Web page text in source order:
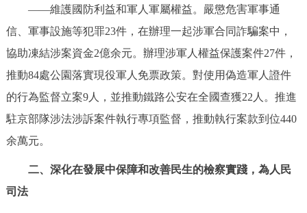
——維護國防利益和軍人軍屬權益。嚴懲危害軍事通
信、軍事設施等犯罪23件，在辦理一起涉軍合同詐騙案中，
協助凍結涉案資金2億余元。辦理涉軍人權益保護案件27件，
推動84處公園落實現役軍人免票政策。對使用偽造軍人證件
的行為監督立案9人，並推動鐵路公安在全國查獲22人。推進
駐京部隊涉法涉訴案件執行專項監督，推動執行案款到位440
余萬元。
二、深化在發展中保障和改善民生的檢察實踐，為人民
司法